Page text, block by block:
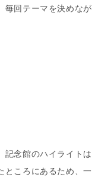
毎回テーマを決めな
念館のハイライトは
ところにあるため、